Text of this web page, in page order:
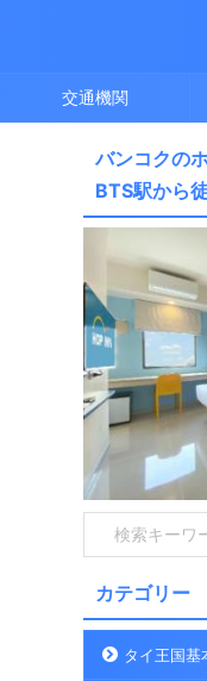
交通機関
バンコクの
BTS駅から
カテゴリー
タイ王国基